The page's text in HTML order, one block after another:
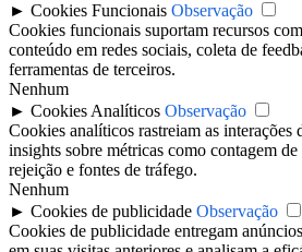
► Cookies Funcionais Observação
Cookies funcionais suportam recursos
conteúdo em redes sociais, coleta de
ferramentas de terceiros.
Nenhum
► Cookies Analíticos Observação
Cookies analíticos rastreiam as interações
insights sobre métricas como contagem
rejeição e fontes de tráfego.
Nenhum
► Cookies de publicidade Observação
Cookies de publicidade entregam